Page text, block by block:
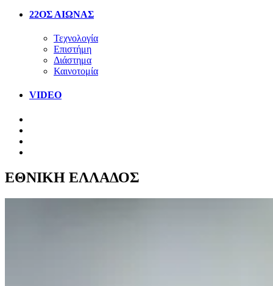
22ΟΣ ΑΙΩΝΑΣ
Τεχνολογία
Επιστήμη
Διάστημα
Καινοτομία
VIDEO
ΕΘΝΙΚΗ ΕΛΛΑΔΟΣ